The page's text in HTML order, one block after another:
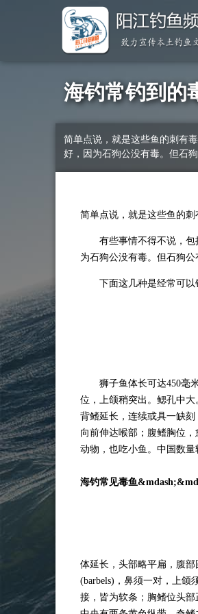
海钓常钓到的
简单点说，就是这些鱼的刺有
好，因为石狗公没有毒。但石
简单点说，就是这些鱼的刺
有些事情不得不说，包
为石狗公没有毒。但石狗
下面这几种是经常可以钓
狮子鱼体长可达450毫米
位，上颌稍突出。鳃孔中大
背鳍延长，连续或具一缺
向前伸达喉部；腹鳍胸位
动物，也吃小鱼。中国数
海钓常见毒鱼
体延长，头部略平扁，腹
(barbels)，鼻须一对，上颌
接，皆为软条；胸鳍位头